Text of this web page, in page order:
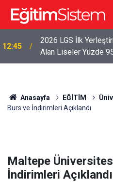
12:45
2026 LGS İlk
Alan Liseler Yüzde
Anasayfa EĞİTİM
Burs ve İndirimleri Açıklandı
Maltepe
İndirimleri Açıklandı